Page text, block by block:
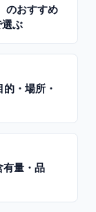
のおすすめ
ぶ
・場所・
量・品